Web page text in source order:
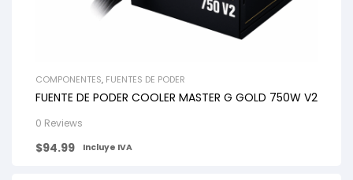
COMPONENTES, FUENTES DE PODER
FUENTE DE PODER COOLER MASTER G GOLD 750W V2
0 Reviews
$94.99 Incluye IVA